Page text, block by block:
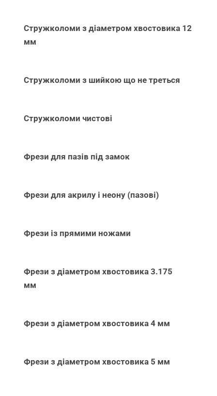
Стружколоми з діаметром хвостовика 12
мм
Стружколоми з шийкою що не треться
Стружколоми чистові
Фрези для пазів під замок
Фрези для акрилу і неону (пазові)
Фрези із прямими ножами
Фрези з діаметром хвостовика 3.175
мм
Фрези з діаметром хвостовика 4 мм
Фрези з діаметром хвостовика 5 мм